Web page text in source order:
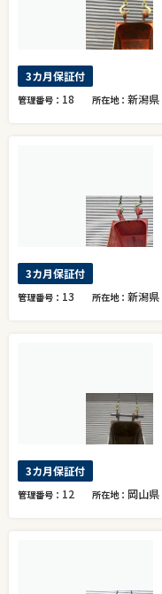
3カ月保証付
管理番号 18 所在地 新潟県
3カ月保証付
管理番号 13 所在地 新潟県
3カ月保証付
管理番号 12 所在地 岡山県